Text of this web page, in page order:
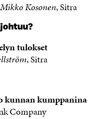
Mikko Kosonen, Sitra
tulokset
, Sitra
kunnan kumppanina
Company